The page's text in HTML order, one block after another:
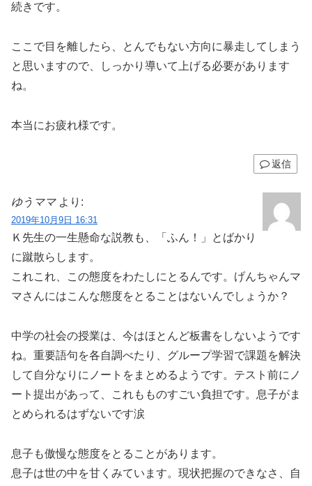
続きです。
ここで目を離したら、とんでもない方向に暴走してしまう
と思いますので、しっかり導いて上げる必要があります
ね。
本当にお疲れ様です。
返信
ゆうママ より:
2019年10月9日 16:31
Ｋ先生の一生懸命な説教も、「ふん！」とばかり
に蹴散らします。
これこれ、この態度をわたしにとるんです。げんちゃんマ
マさんにはこんな態度をとることはないんでしょうか？
中学の社会の授業は、今はほとんど板書をしないようです
ね。重要語句を各自調べたり、グループ学習で課題を解決
して自分なりにノートをまとめるようです。テスト前にノ
ート提出があって、これもものすごい負担です。息子がま
とめられるはずないです涙
息子も傲慢な態度をとることがあります。
息子は世の中を甘くみています。現状把握のできなさ、自